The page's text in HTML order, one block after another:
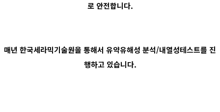
로 안전합니다.
매년 한국세라믹기술원을 통해서 유약유해성 분석/내열성테스트를 진
행하고 있습니다.